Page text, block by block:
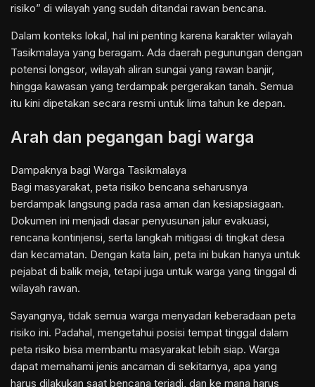
risiko” di wilayah yang sudah ditandai rawan bencana.
Dalam konteks lokal, hal ini penting karena karakter wilayah
Tasikmalaya yang beragam. Ada daerah pegunungan dengan
potensi longsor, wilayah aliran sungai yang rawan banjir,
hingga kawasan yang terdampak pergerakan tanah. Semua
itu kini dipetakan secara resmi untuk lima tahun ke depan.
Arah dan pegangan bagi warga
Dampaknya bagi Warga Tasikmalaya
Bagi masyarakat, peta risiko bencana seharusnya
berdampak langsung pada rasa aman dan kesiapsiagaan.
Dokumen ini menjadi dasar penyusunan jalur evakuasi,
rencana kontinjensi, serta langkah mitigasi di tingkat desa
dan kecamatan. Dengan kata lain, peta ini bukan hanya untuk
pejabat di balik meja, tetapi juga untuk warga yang tinggal di
wilayah rawan.
Sayangnya, tidak semua warga menyadari keberadaan peta
risiko ini. Padahal, mengetahui posisi tempat tinggal dalam
peta risiko bisa membantu masyarakat lebih siap. Warga
dapat memahami jenis ancaman di sekitarnya, apa yang
harus dilakukan saat bencana terjadi, dan ke mana harus